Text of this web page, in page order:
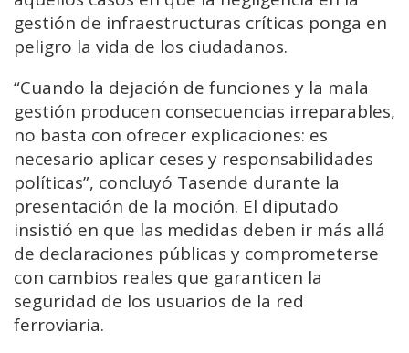
gestión de infraestructuras críticas ponga en
peligro la vida de los ciudadanos.
“Cuando la dejación de funciones y la mala
gestión producen consecuencias irreparables,
no basta con ofrecer explicaciones: es
necesario aplicar ceses y responsabilidades
políticas”, concluyó Tasende durante la
presentación de la moción. El diputado
insistió en que las medidas deben ir más allá
de declaraciones públicas y comprometerse
con cambios reales que garanticen la
seguridad de los usuarios de la red
ferroviaria.